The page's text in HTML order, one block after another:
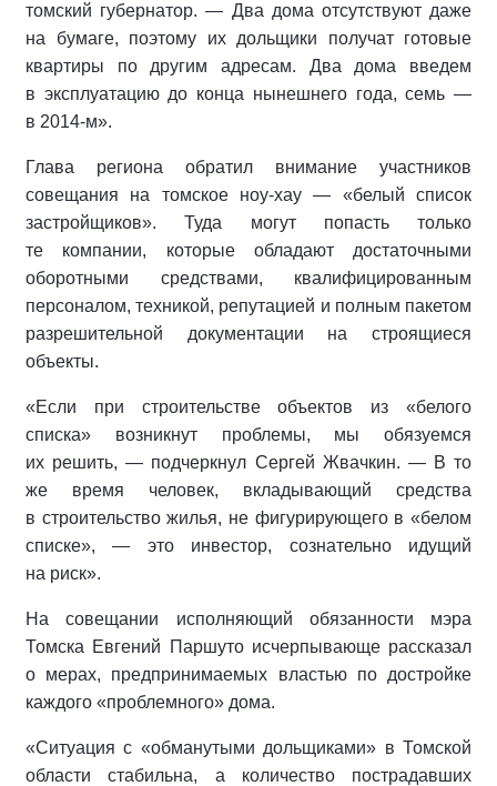
томский губернатор. — Два дома отсутствуют даже
на бумаге, поэтому их дольщики получат готовые
квартиры по другим адресам. Два дома введем
в эксплуатацию до конца нынешнего года, семь —
в 2014-м».
Глава региона обратил внимание участников
совещания на томское ноу-хау — «белый список
застройщиков». Туда могут попасть только
те компании, которые обладают достаточными
оборотными средствами, квалифицированным
персоналом, техникой, репутацией и полным пакетом
разрешительной документации на строящиеся
объекты.
«Если при строительстве объектов из «белого
списка» возникнут проблемы, мы обязуемся
их решить, — подчеркнул Сергей Жвачкин. — В то
же время человек, вкладывающий средства
в строительство жилья, не фигурирующего в «белом
списке», — это инвестор, сознательно идущий
на риск».
На совещании исполняющий обязанности мэра
Томска Евгений Паршуто исчерпывающе рассказал
о мерах, предпринимаемых властью по достройке
каждого «проблемного» дома.
«Ситуация с «обманутыми дольщиками» в Томской
области стабильна, а количество пострадавших